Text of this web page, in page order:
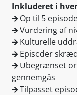
Inkluderet i
Op til 5
Vurdering af
Kulturelle
Episoder
Ubegrænset
gennemgås
Tilpasset